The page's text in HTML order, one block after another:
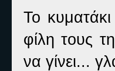
Το
φίλη τους
να γίνει...